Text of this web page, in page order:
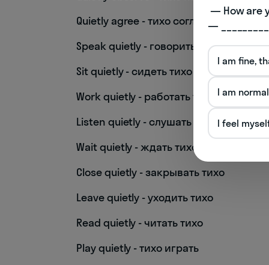
Quietly agree - тихо согласиться
Speak quietly - говорить тихо
Sit quietly - сидеть тихо
Work quietly - работать тихо
Listen quietly - слушать тихо
Wait quietly - ждать тихо
Close quietly - закрывать тихо
Leave quietly - уходить тихо
Read quietly - читать тихо
Play quietly - тихо играть
— _________
I am fine,
I am
I feel